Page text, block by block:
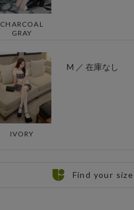
CHARCOAL
GRAY
IVORY
M ／ 在庫なし
Find your size